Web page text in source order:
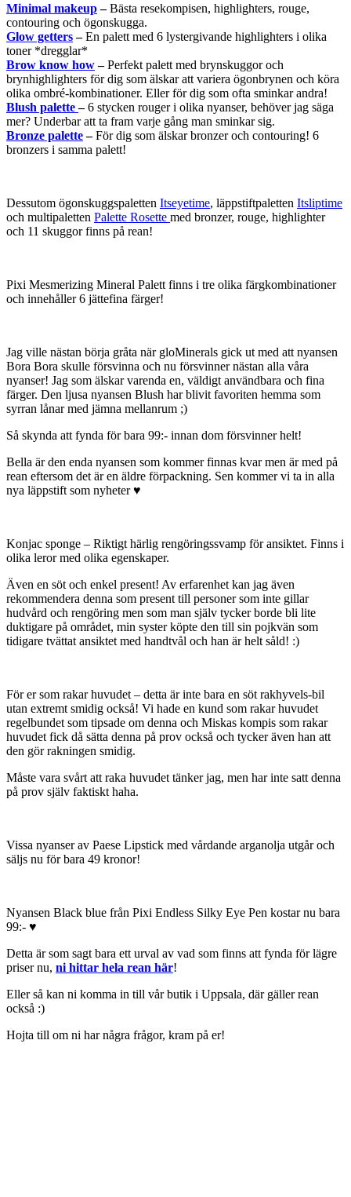
Minimal makeup–Bästa resekompisen, highlighters, rouge,
contouring och ögonskugga.
Glow getters–En palett med 6 lystergivande highlighters i olika
toner *dregglar*
Brow know how–Perfekt palett med brynskuggor och
brynhighlighters för dig som älskar att variera ögonbrynen och köra
olika ombré-kombinationer. Eller för dig som ofta sminkar andra!
Blush palette–6 stycken rouger i olika nyanser, behöver jag säga
mer? Underbar att ta fram varje gång man sminkar sig.
Bronze palette–För dig som älskar bronzer och contouring! 6
bronzers i samma palett!
Dessutom ögonskuggspaletten Itseyetime, läppstiftpaletten Itsliptime
och multipaletten Palette Rosette med bronzer, rouge, highlighter
och 11 skuggor finns på rean!
Pixi Mesmerizing Mineral Palett finns i tre olika färgkombinationer
och innehåller 6 jättefina färger!
Jag ville nästan börja gråta när gloMinerals gick ut med att nyansen
Bora Bora skulle försvinna och nu försvinner nästan alla våra
nyanser! Jag som älskar varenda en, väldigt användbara och fina
färger. Den ljusa nyansen Blush har blivit favoriten hemma som
syrran lånar med jämna mellanrum ;)
Så skynda att fynda för bara 99:- innan dom försvinner helt!
Bella är den enda nyansen som kommer finnas kvar men är med på
rean eftersom det är en äldre förpackning. Sen kommer vi ta in alla
nya läppstift som nyheter ♥
Konjac sponge – Riktigt härlig rengöringssvamp för ansiktet. Finns i
olika leror med olika egenskaper.
Även en söt och enkel present! Av erfarenhet kan jag även
rekommendera denna som present till personer som inte gillar
hudvård och rengöring men som man själv tycker borde bli lite
duktigare på området, min syster köpte den till sin pojkvän som
tidigare tvättat ansiktet med handtvål och han är helt såld! :)
För er som rakar huvudet – detta är inte bara en söt rakhyvels-bil
utan extremt smidig också! Vi hade en kund som rakar huvudet
regelbundet som tipsade om denna och Miskas kompis som rakar
huvudet fick då sätta denna på prov också och tycker även han att
den gör rakningen smidig.
Måste vara svårt att raka huvudet tänker jag, men har inte satt denna
på prov själv faktiskt haha.
Vissa nyanser av Paese Lipstick med vårdande arganolja utgår och
säljs nu för bara 49 kronor!
Nyansen Black blue från Pixi Endless Silky Eye Pen kostar nu bara
99:- ♥
Detta är som sagt bara ett urval av vad som finns att fynda för lägre
priser nu, ni hittar hela rean här!
Eller så kan ni komma in till vår butik i Uppsala, där gäller rean
också :)
Hojta till om ni har några frågor, kram på er!